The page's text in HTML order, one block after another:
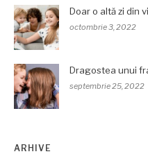
Doar o altă zi din
octombrie 3, 2022
Dragostea unui
septembrie 25, 2022
ARHIVE